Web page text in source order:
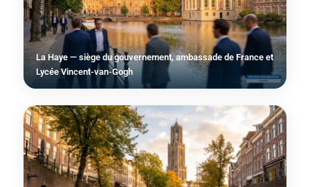
La Haye — siège du gouvernement, ambassade de France et
Lycée Vincent-van-Gogh